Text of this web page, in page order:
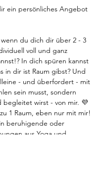
ein persönliches Angebot
du dich dir über 2 - 3
voll und ganz
In dich spüren kannst
in dir ist Raum gibst? Und
- und überfordert - mit
sein musst, sondern
begleitet wirst - von mir. 💜
1 Raum, eben nur mit mir!
beruhigende oder
aus Yoga und